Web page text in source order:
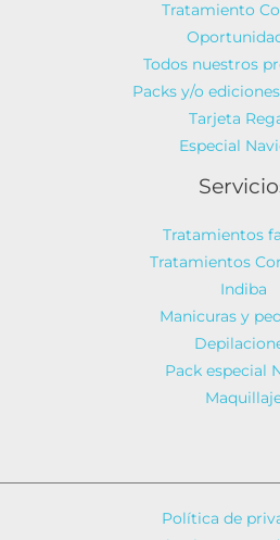
Tratamiento
Todos nuestros
Packs y/o
Tarjeta
Especial
Tratamientos
Tratamientos
Indiba
Manicuras y
Pack especial
Política de